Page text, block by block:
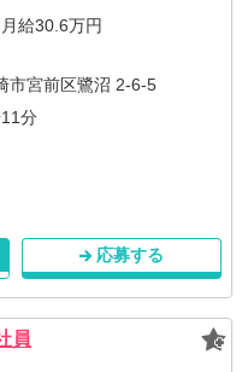
月給30.6万円
市宮前区鷺沼 2-6-5
分
応募する
員